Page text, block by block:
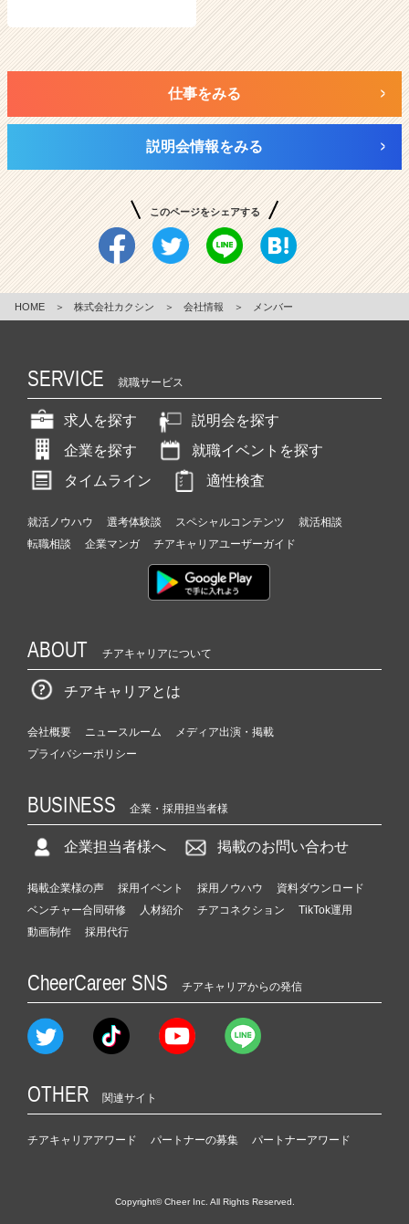
仕事をみる
説明会情報をみる
このページをシェアする
HOME ＞ 株式会社カクシン ＞ 会社情報 ＞ メンバー
SERVICE 就職サービス
求人を探す
説明会を探す
企業を探す
就職イベントを探す
タイムライン
適性検査
就活ノウハウ 選考体験談 スペシャルコンテンツ
就活相談
転職相談
企業マンガ チアキャリアユーザーガイド
ABOUT チアキャリアについて
チアキャリアとは
会社概要 ニュースルーム
メディア出演・掲載
プライバシーポリシー
BUSINESS 企業・採用担当者様
企業担当者様へ 掲載のお問い合わせ
掲載企業様の声 採用イベント 採用ノウハウ
資料ダウンロード
ベンチャー合同研修
人材紹介 チアコネクション
TikTok運用
動画制作
採用代行
CheerCareer SNS チアキャリアからの発信
OTHER 関連サイト
チアキャリアアワード パートナーの募集 パートナーアワード
Copyright© Cheer Inc. All Rights Reserved.